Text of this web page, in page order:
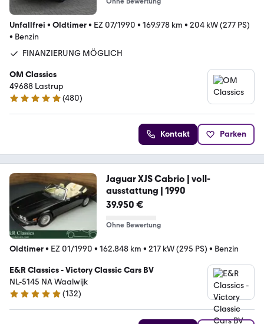
Unfallfrei • Oldtimer• EZ 07/1990 • 169.978 km • 204 kW (277 PS)
• Benzin
FINANZIERUNG MÖGLICH
OM Classics
49688 Lastrup
4.8 Sterne
(480)
Kontakt Parken
Jaguar XJS Cabrio | voll-
ausstattung | 1990
39.950 €
Ohne Bewertung
Oldtimer• EZ 01/1990 • 162.848 km • 217 kW (295 PS) • Benzin
E&R Classics - Victory Classic Cars BV
NL-5145 NA Waalwijk
5 Sterne
(132)